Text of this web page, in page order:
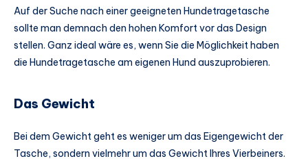
Auf der Suche nach einer geeigneten Hundetragetasche
sollte man demnach den hohen Komfort vor das Design
stellen. Ganz ideal wäre es, wenn Sie die Möglichkeit haben
die Hundetragetasche am eigenen Hund auszuprobieren.
Das Gewicht
Bei dem Gewicht geht es weniger um das Eigengewicht der
Tasche, sondern vielmehr um das Gewicht Ihres Vierbeiners.